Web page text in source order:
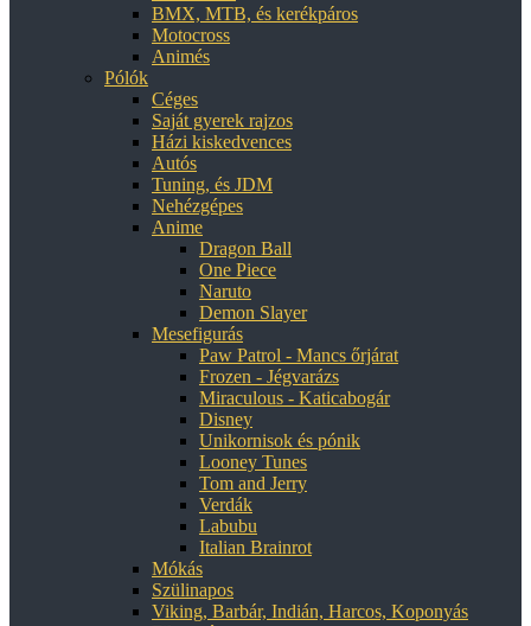
BMX, MTB, és kerékpáros
Motocross
Animés
Pólók
Céges
Saját gyerek rajzos
Házi kiskedvences
Autós
Tuning, és JDM
Nehézgépes
Anime
Dragon Ball
One Piece
Naruto
Demon Slayer
Mesefigurás
Paw Patrol - Mancs őrjárat
Frozen - Jégvarázs
Miraculous - Katicabogár
Disney
Unikornisok és pónik
Looney Tunes
Tom and Jerry
Verdák
Labubu
Italian Brainrot
Mókás
Szülinapos
Viking, Barbár, Indián, Harcos, Koponyás